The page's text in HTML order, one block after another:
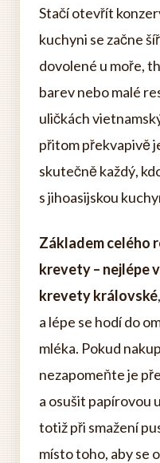
Stačí otevřít
kuchyni se začne
dovolené u moře,
barev nebo malé
uličkách
přitom překvapivě
skutečně každý,
s jihoasijskou
Základem celého
krevety – nejlépe
krevety královské
a lépe se hodí do
mléka. Pokud
nezapomeňte je
a osušit papírovou
totiž při smažení
místo toho, aby se